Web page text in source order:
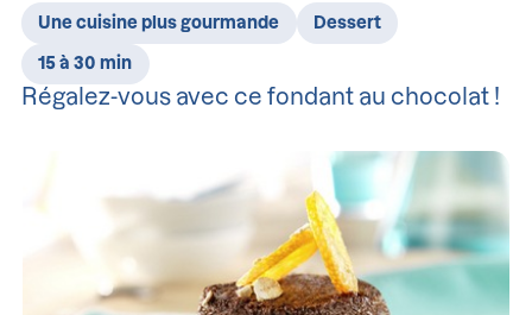
Une cuisine plus gourmande Dessert
15 à 30 min
Régalez-vous avec ce fondant au chocolat !